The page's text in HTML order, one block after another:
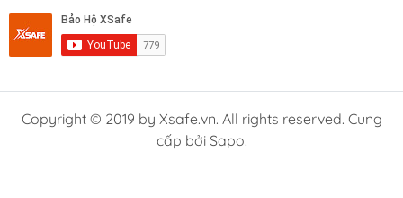
Copyright © 2019 by Xsafe.vn. All rights reserved. Cung
cấp bởi Sapo.